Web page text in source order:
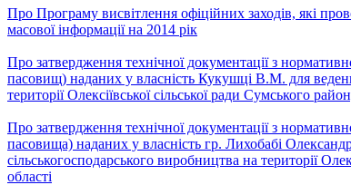
Про Програму висвітлення офіційних заходів, які
масової інформації на 2014 рік
Про затвердження технічної документації з
пасовищ) наданих у власність Кукушці В.М. для
території Олексіївської сільської ради Сумського
Про затвердження технічної документації з
пасовища) наданих у власність гр. Лихобабі
сільськогосподарського виробництва на території
області